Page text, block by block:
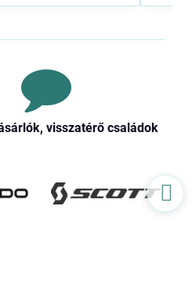
visszatérő családok